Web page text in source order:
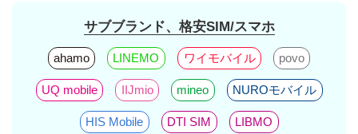
サブブランド、格安SIM/スマホ
ahamo LINEMO ワイモバイル povo
UQ mobile IIJmio mineo NUROモバイル
HIS Mobile DTI SIM LIBMO